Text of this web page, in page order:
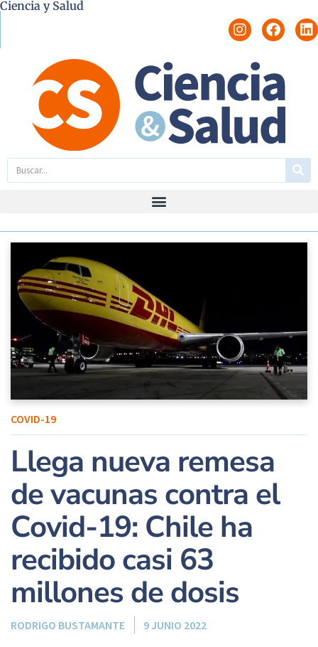
Ciencia y Salud
COVID-19
Llega nueva remesa
de vacunas contra el
Covid-19: Chile ha
recibido casi 63
millones de dosis
RODRIGO BUSTAMANTE 9 JUNIO 2022